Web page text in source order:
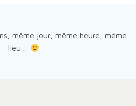
même jour, même heure, même
lieu…